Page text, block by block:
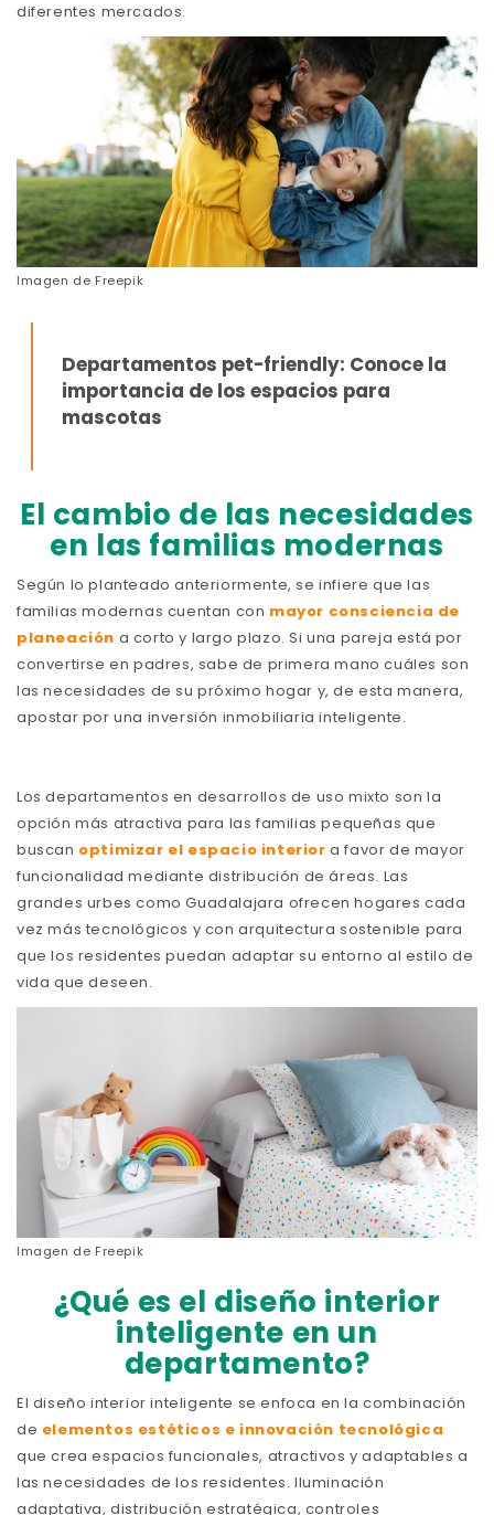
diferentes mercados.
Imagen de Freepik
Departamentos pet-friendly: Conoce la
importancia de los espacios para
mascotas
El cambio de las necesidades
en las familias modernas
Según lo planteado anteriormente, se infiere que las
familias modernas cuentan con mayor consciencia de
planeación a corto y largo plazo. Si una pareja está por
convertirse en padres, sabe de primera mano cuáles son
las necesidades de su próximo hogar y, de esta manera,
apostar por una inversión inmobiliaria inteligente.
Los departamentos en desarrollos de uso mixto son la
opción más atractiva para las familias pequeñas que
buscan optimizar el espacio interior a favor de mayor
funcionalidad mediante distribución de áreas. Las
grandes urbes como Guadalajara ofrecen hogares cada
vez más tecnológicos y con arquitectura sostenible para
que los residentes puedan adaptar su entorno al estilo de
vida que deseen.
Imagen de Freepik
¿Qué es el diseño interior
inteligente en un
departamento?
El diseño interior inteligente se enfoca en la combinación
de elementos estéticos e innovación tecnológica
que crea espacios funcionales, atractivos y adaptables a
las necesidades de los residentes. Iluminación
adaptativa, distribución estratégica, controles